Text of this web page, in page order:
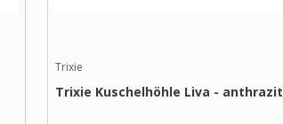
Trixie
Trixie Kuschelhöhle Liva - anthrazit